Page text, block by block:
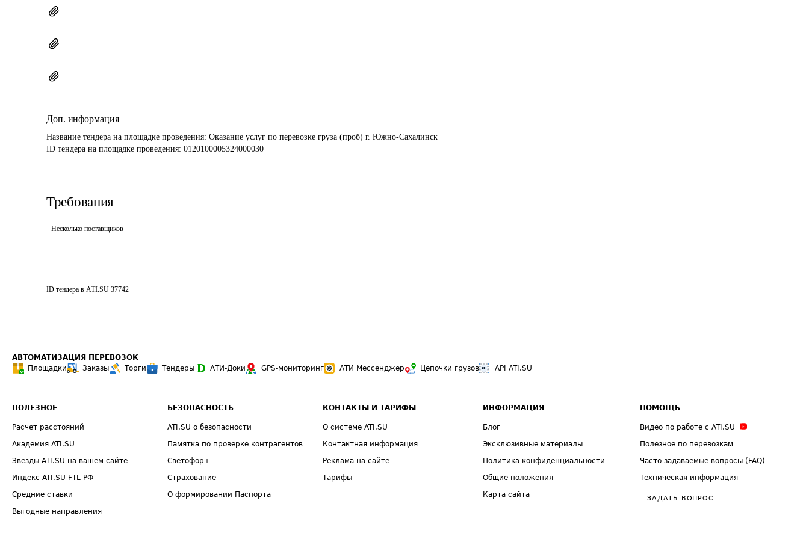
Доп. информация
Название тендера на площадке проведения: Оказание услуг по перевозке груза (проб) г. Южно-Сахалинск
ID тендера на площадке проведения: 0120100005324000030
Требования
Несколько поставщиков
ID тендера в ATI.SU 37742
АВТОМАТИЗАЦИЯ ПЕРЕВОЗОК
Площадки
Заказы Торги Тендеры АТИ-Доки GPS-мониторинг АТИ Мессенджер Цепочки грузов API ATI.SU
ПОЛЕЗНОЕ
Расчет расстояний
Академия ATI.SU
Звезды ATI.SU на вашем сайте
Индекс ATI.SU FTL РФ
Средние ставки
Выгодные направления
БЕЗОПАСНОСТЬ
ATI.SU о безопасности
Памятка по проверке контрагентов
Светофор+
Страхование
О формировании Паспорта
КОНТАКТЫ И ТАРИФЫ
О системе ATI.SU
Контактная информация
Реклама на сайте
Тарифы
ИНФОРМАЦИЯ
Блог
Эксклюзивные материалы
Политика конфиденциальности
Общие положения
Карта сайта
ПОМОЩЬ
Видео по работе с ATI.SU
Полезное по перевозкам
Часто задаваемые вопросы (FAQ)
Техническая информация
ЗАДАТЬ ВОПРОС